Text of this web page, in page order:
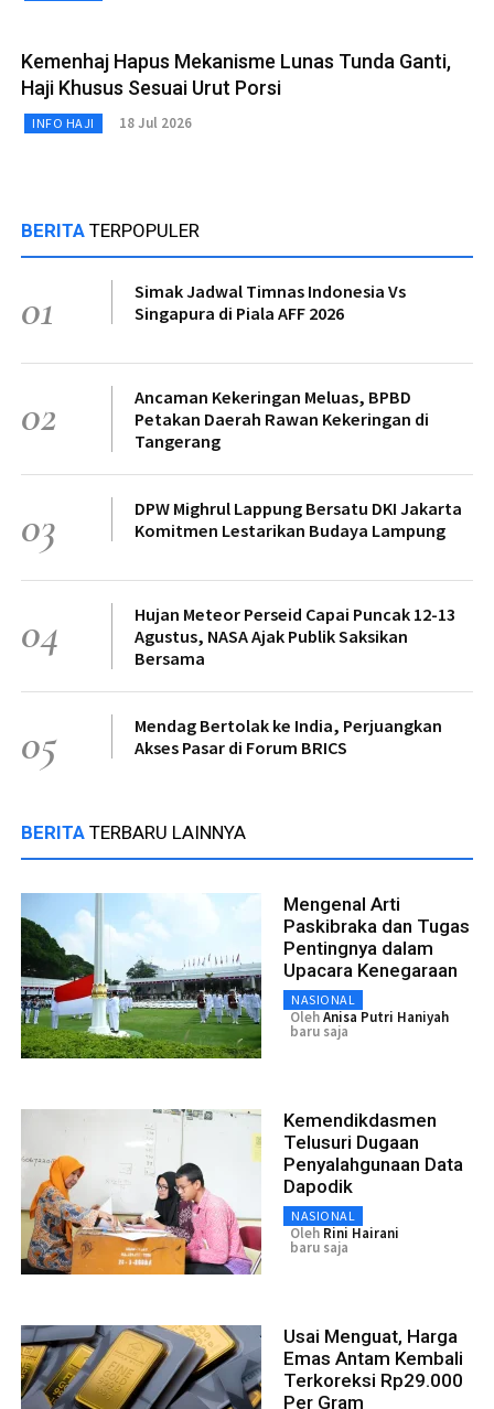
Kemenhaj Hapus Mekanisme Lunas Tunda Ganti,
Haji Khusus Sesuai Urut Porsi
INFO HAJI 18 Jul 2026
BERITA TERPOPULER
01
Simak Jadwal Timnas Indonesia Vs
Singapura di Piala AFF 2026
02
Ancaman Kekeringan Meluas, BPBD
Petakan Daerah Rawan Kekeringan di
Tangerang
03
DPW Mighrul Lappung Bersatu DKI Jakarta
Komitmen Lestarikan Budaya Lampung
04
Hujan Meteor Perseid Capai Puncak 12-13
Agustus, NASA Ajak Publik Saksikan
Bersama
05
Mendag Bertolak ke India, Perjuangkan
Akses Pasar di Forum BRICS
BERITA TERBARU LAINNYA
Mengenal Arti
Paskibraka dan Tugas
Pentingnya dalam
Upacara Kenegaraan
NASIONAL
OlehAnisa Putri Haniyah
baru saja
Kemendikdasmen
Telusuri Dugaan
Penyalahgunaan Data
Dapodik
NASIONAL
Oleh Rini Hairani
baru saja
Usai Menguat, Harga
Emas Antam Kembali
Terkoreksi Rp29.000
Per Gram